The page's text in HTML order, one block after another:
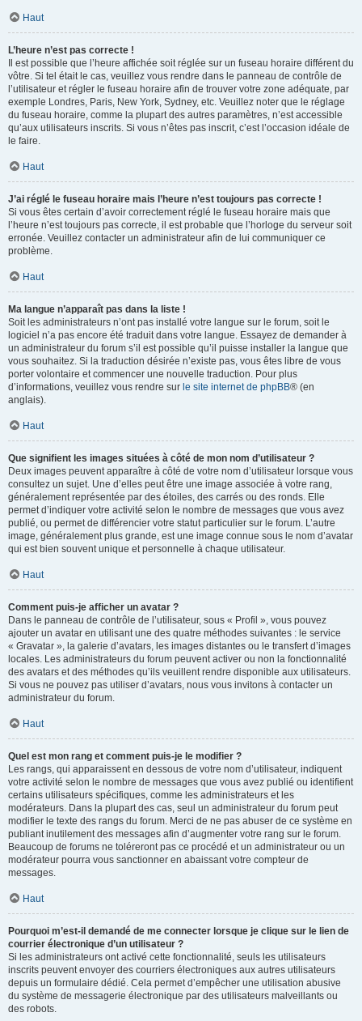
Haut
L’heure n’est pas correcte !
Il est possible que l’heure affichée soit réglée sur un fuseau horaire différent du
vôtre. Si tel était le cas, veuillez vous rendre dans le panneau de contrôle de
l’utilisateur et régler le fuseau horaire afin de trouver votre zone adéquate, par
exemple Londres, Paris, New York, Sydney, etc. Veuillez noter que le réglage
du fuseau horaire, comme la plupart des autres paramètres, n’est accessible
qu’aux utilisateurs inscrits. Si vous n’êtes pas inscrit, c’est l’occasion idéale de
le faire.
Haut
J’ai réglé le fuseau horaire mais l’heure n’est toujours pas correcte !
Si vous êtes certain d’avoir correctement réglé le fuseau horaire mais que
l’heure n’est toujours pas correcte, il est probable que l’horloge du serveur soit
erronée. Veuillez contacter un administrateur afin de lui communiquer ce
problème.
Haut
Ma langue n’apparaît pas dans la liste !
Soit les administrateurs n’ont pas installé votre langue sur le forum, soit le
logiciel n’a pas encore été traduit dans votre langue. Essayez de demander à
un administrateur du forum s’il est possible qu’il puisse installer la langue que
vous souhaitez. Si la traduction désirée n’existe pas, vous êtes libre de vous
porter volontaire et commencer une nouvelle traduction. Pour plus
d’informations, veuillez vous rendre sur le site internet de phpBB® (en
anglais).
Haut
Que signifient les images situées à côté de mon nom d’utilisateur ?
Deux images peuvent apparaître à côté de votre nom d’utilisateur lorsque vous
consultez un sujet. Une d’elles peut être une image associée à votre rang,
généralement représentée par des étoiles, des carrés ou des ronds. Elle
permet d’indiquer votre activité selon le nombre de messages que vous avez
publié, ou permet de différencier votre statut particulier sur le forum. L’autre
image, généralement plus grande, est une image connue sous le nom d’avatar
qui est bien souvent unique et personnelle à chaque utilisateur.
Haut
Comment puis-je afficher un avatar ?
Dans le panneau de contrôle de l’utilisateur, sous « Profil », vous pouvez
ajouter un avatar en utilisant une des quatre méthodes suivantes : le service
« Gravatar », la galerie d’avatars, les images distantes ou le transfert d’images
locales. Les administrateurs du forum peuvent activer ou non la fonctionnalité
des avatars et des méthodes qu’ils veuillent rendre disponible aux utilisateurs.
Si vous ne pouvez pas utiliser d’avatars, nous vous invitons à contacter un
administrateur du forum.
Haut
Quel est mon rang et comment puis-je le modifier ?
Les rangs, qui apparaissent en dessous de votre nom d’utilisateur, indiquent
votre activité selon le nombre de messages que vous avez publié ou identifient
certains utilisateurs spécifiques, comme les administrateurs et les
modérateurs. Dans la plupart des cas, seul un administrateur du forum peut
modifier le texte des rangs du forum. Merci de ne pas abuser de ce système en
publiant inutilement des messages afin d’augmenter votre rang sur le forum.
Beaucoup de forums ne toléreront pas ce procédé et un administrateur ou un
modérateur pourra vous sanctionner en abaissant votre compteur de
messages.
Haut
Pourquoi m’est-il demandé de me connecter lorsque je clique sur le lien de
courrier électronique d’un utilisateur ?
Si les administrateurs ont activé cette fonctionnalité, seuls les utilisateurs
inscrits peuvent envoyer des courriers électroniques aux autres utilisateurs
depuis un formulaire dédié. Cela permet d’empêcher une utilisation abusive
du système de messagerie électronique par des utilisateurs malveillants ou
des robots.